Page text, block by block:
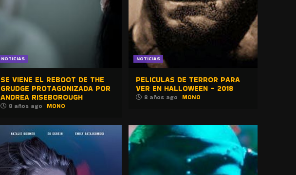
NOTICIAS
SE VIENE EL REBOOT DE THE
GRUDGE PROTAGONIZADA POR
ANDREA RISEBOROUGH
8 años ago MONO
NOTICIAS
PELICULAS DE TERROR PARA
VER EN HALLOWEEN – 2018
8 años ago MONO